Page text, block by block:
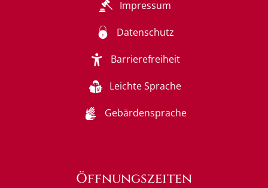
Impressum
Datenschutz
Barrierefreiheit
Leichte Sprache
Gebärdensprache
Öffnungszeiten